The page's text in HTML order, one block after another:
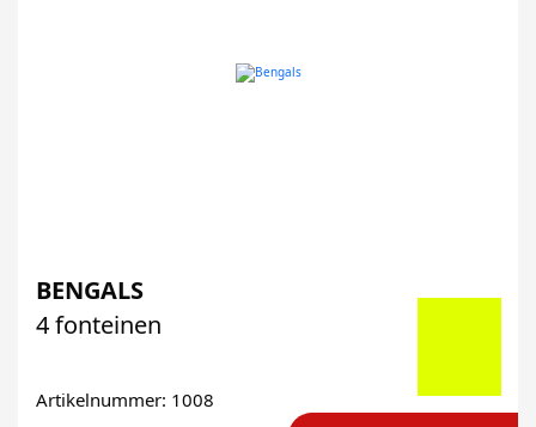
BENGALS
4 fonteinen
Artikelnummer: 1008